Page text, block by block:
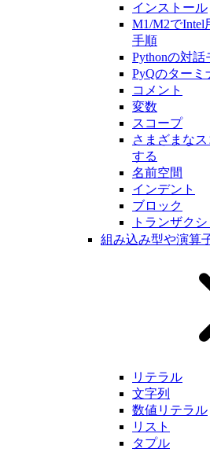
インストール
M1/M2でIntel
手順
Pythonの対話
PyQのターミ
コメント
変数
スコープ
さまざまな
する
名前空間
インデント
ブロック
トランザク
組み込み型や演算
リテラル
文字列
数値リテラル
リスト
タプル